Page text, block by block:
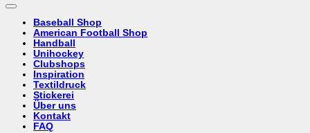
Baseball Shop
American Football Shop
Handball
Unihockey
Clubshops
Inspiration
Textildruck
Stickerei
Über uns
Kontakt
FAQ